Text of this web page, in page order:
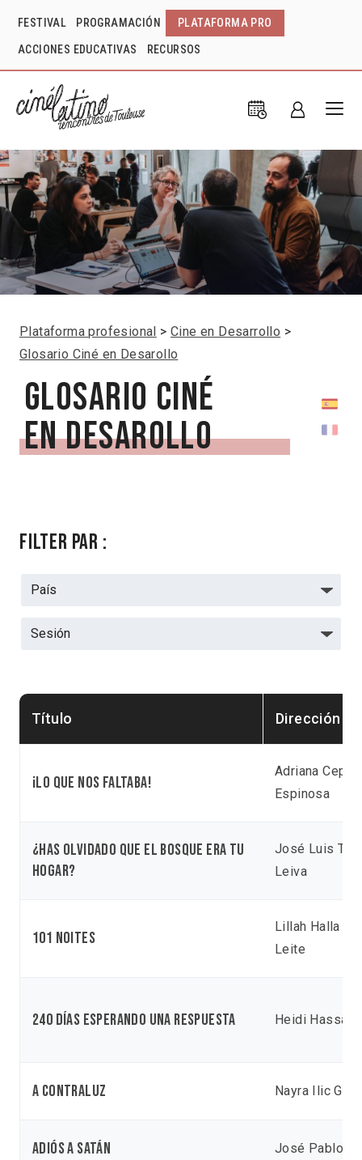
FESTIVAL PROGRAMACIÓN PLATAFORMA PRO
ACCIONES EDUCATIVAS RECURSOS
Plataforma profesional
Cine en Desarrollo
Glosario Ciné en Desarollo
Glosario Ciné
en Desarollo
Filter par :
Título Dirección
¡Lo que nos faltaba!
Adriana
Espinosa
¿Has olvidado que el bosque era tu
hogar?
José Luis
Leiva
101 noites
Lillah Halla
Leite
240 días esperando una respuesta Heidi Hassan
A Contraluz Nayra Ilic
Adiós a Satán José Pablo